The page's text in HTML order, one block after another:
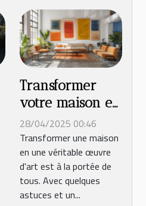
Transformer
votre maison en
œuvre d'art en
cinq étapes
simples
28/04/2025 00:46
Transformer une maison
en une véritable œuvre
d'art est à la portée de
tous. Avec quelques
astuces et un...